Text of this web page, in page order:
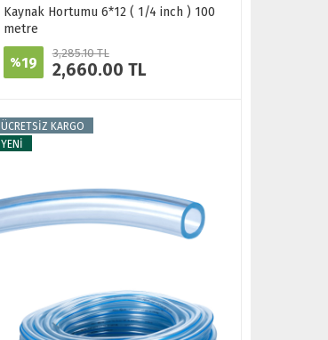
Kaynak Hortumu 6*12 ( 1/4 inch ) 100
metre
%19
3,285.10 TL
2,660.00 TL
ÜCRETSİZ KARGO
YENİ